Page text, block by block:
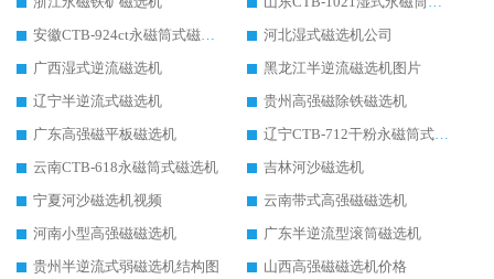
安徽CTB-924ct永磁筒式磁选机
河北湿式磁选机公司
广西湿式逆流磁选机
黑龙江半逆流磁选机图片
辽宁半逆流式磁选机
贵州高强磁除铁磁选机
广东高强磁平板磁选机
辽宁CTB-712干粉永磁筒式磁选机
云南CTB-618永磁筒式磁选机
吉林河沙磁选机
宁夏河沙磁选机视频
云南带式高强磁磁选机
河南小型高强磁磁选机
广东半逆流型滚筒磁选机
贵州半逆流式弱磁选机结构图
山西高强磁磁选机价格